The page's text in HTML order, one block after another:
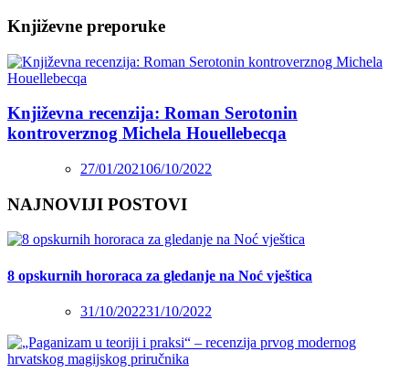
Književne preporuke
Književna recenzija: Roman Serotonin
kontroverznog Michela Houellebecqa
27/01/202106/10/2022
NAJNOVIJI POSTOVI
8 opskurnih hororaca za gledanje na Noć vještica
31/10/202231/10/2022